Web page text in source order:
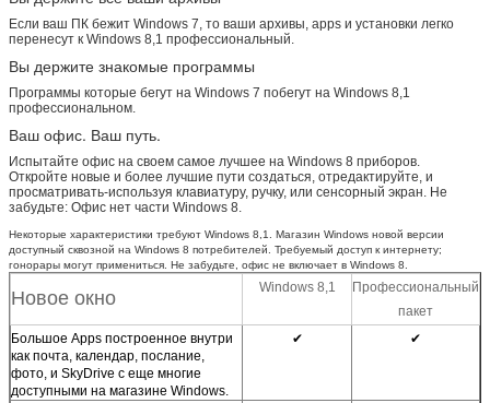
Если ваш ПК бежит Windows 7, то ваши архивы, apps и установки легко
перенесут к Windows 8,1 профессиональный.
Вы держите знакомые программы
Программы которые бегут на Windows 7 побегут на Windows 8,1
профессиональном.
Ваш офис. Ваш путь.
Испытайте офис на своем самое лучшее на Windows 8 приборов.
Откройте новые и более лучшие пути создаться, отредактируйте, и
просматривать-используя клавиатуру, ручку, или сенсорный экран. Не
забудьте: Офис нет части Windows 8.
Некоторые характеристики требуют Windows 8,1. Магазин Windows новой версии
доступный сквозной на Windows 8 потребителей. Требуемый доступ к интернету;
гонорары могут примениться. Не забудьте, офис не включает в Windows 8.
Новое окно Windows 8,1
Профессиональный
пакет
Большое Apps построенное внутри
как почта, календар, послание,
фото, и SkyDrive с еще многие
доступными на магазине Windows.
✔ ✔